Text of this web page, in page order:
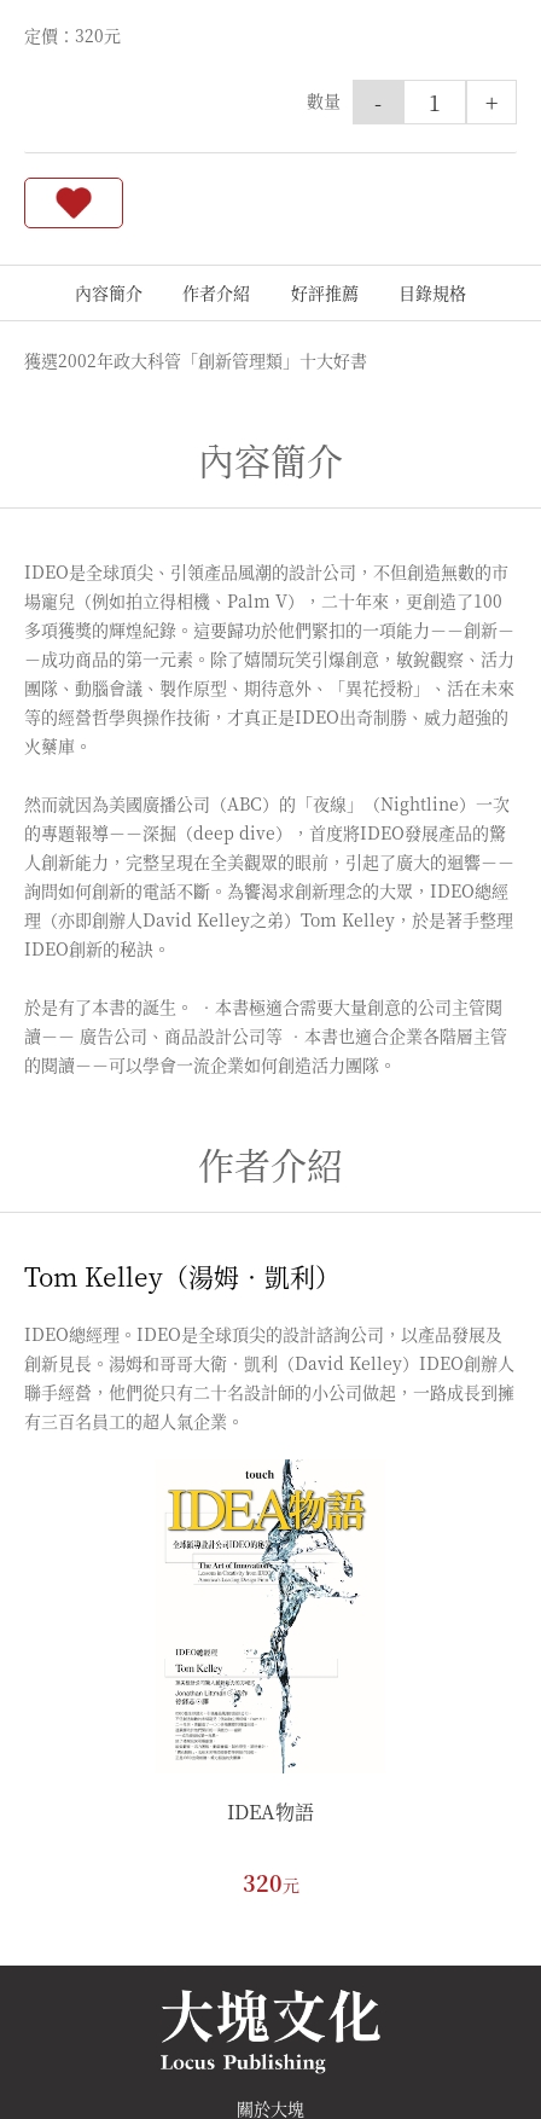
定價：320元
數量 +
-
內容簡介 作者介紹 好評推薦 目錄規格
獲選2002年政大科管「創新管理類」十大好書
內容簡介
IDEO是全球頂尖、引領產品風潮的設計公司，不但創造無數的市
場寵兒（例如拍立得相機、Palm V），二十年來，更創造了100
多項獲獎的輝煌紀錄。這要歸功於他們緊扣的一項能力－－創新－
－成功商品的第一元素。除了嬉鬧玩笑引爆創意，敏銳觀察、活力
團隊、動腦會議、製作原型、期待意外、「異花授粉」、活在未來
等的經營哲學與操作技術，才真正是IDEO出奇制勝、威力超強的
火藥庫。
然而就因為美國廣播公司（ABC）的「夜線」（Nightline）一次
的專題報導－－深掘（deep dive），首度將IDEO發展產品的驚
人創新能力，完整呈現在全美觀眾的眼前，引起了廣大的迴響－－
詢問如何創新的電話不斷。為饗渴求創新理念的大眾，IDEO總經
理（亦即創辦人David Kelley之弟）Tom Kelley，於是著手整理
IDEO創新的秘訣。
於是有了本書的誕生。 ‧本書極適合需要大量創意的公司主管閱
讀－－ 廣告公司、商品設計公司等 ‧本書也適合企業各階層主管
的閱讀－－可以學會一流企業如何創造活力團隊。
作者介紹
Tom Kelley（湯姆．凱利）
IDEO總經理。IDEO是全球頂尖的設計諮詢公司，以產品發展及
創新見長。湯姆和哥哥大衛．凱利（David Kelley）IDEO創辦人
聯手經營，他們從只有二十名設計師的小公司做起，一路成長到擁
有三百名員工的超人氣企業。
IDEA物語
320元
關於大塊